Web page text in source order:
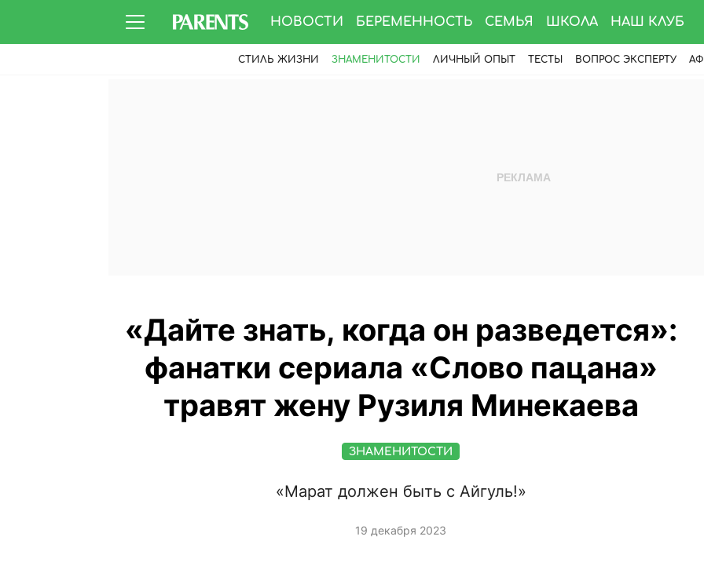
НОВОСТИ БЕРЕМЕННОСТЬ СЕМЬЯ ШКОЛА НАШ КЛУБ
СТИЛЬ ЖИЗНИ ЗНАМЕНИТОСТИ ЛИЧНЫЙ ОПЫТ ТЕСТЫ ВОПРОС ЭКСПЕРТУ
«Дайте знать, когда он разведется»:
фанатки сериала «Слово пацана»
травят жену Рузиля Минекаева
ЗНАМЕНИТОСТИ
«Марат должен быть с Айгуль!»
19 декабря 2023